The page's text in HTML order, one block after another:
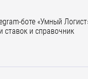
боте «Умный
ставок и справочник